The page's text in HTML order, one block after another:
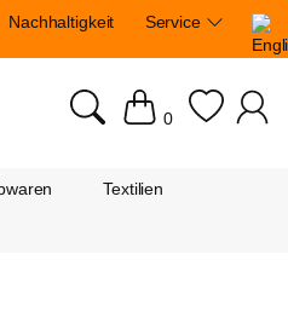
Nachhaltigkeit Service
0
Textilien